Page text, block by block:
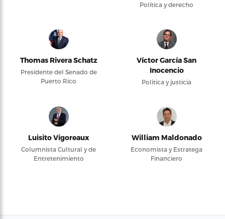
Política y derecho
Thomas Rivera Schatz
Presidente del Senado de
Puerto Rico
Víctor García San
Inocencio
Política y justicia
Luisito Vigoreaux
Columnista Cultural y de
Entretenimiento
William Maldonado
Economista y Estratega
Financiero